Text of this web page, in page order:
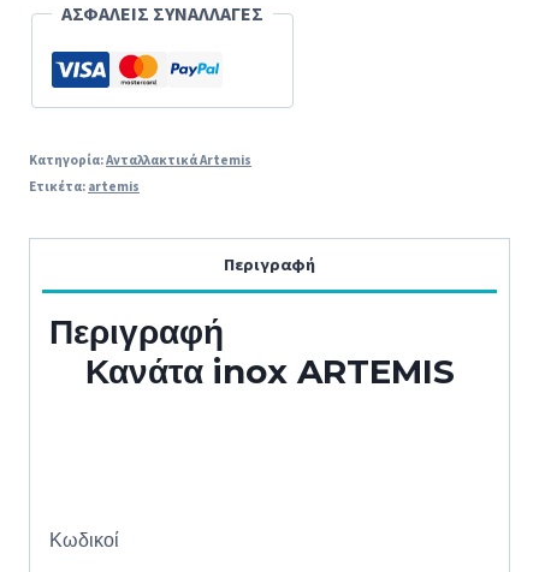
original
ΑΣΦΑΛΕΙΣ ΣΥΝΑΛΛΑΓΕΣ
Κατηγορία:Ανταλλακτικά Artemis
Ετικέτα: artemis
Περιγραφή
Περιγραφή
Κανάτα inox ARTEMIS
Κωδικοί